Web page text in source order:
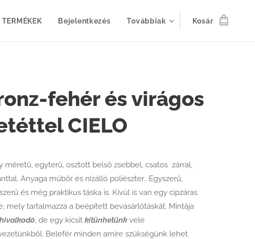
TERMÉKEK Bejelentkezés Továbbiak Kosár
fehér és virágos
CIELO
méretű, egyterű, osztott belső zsebbel, csatos zárral,
Anyaga műbőr és nízálló poliészter.. Egyszerű,
és még praktikus táska is. Kívül is van egy cipzáras
mely tartalmazza a beépített bevásárlótáskát. Mintája
, de egy kicsit kitűnhetünk vele
Belefér minden amire szükségünk lehet